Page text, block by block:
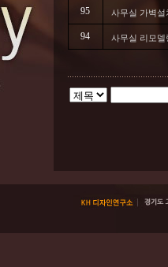
95 사무실 가벽설
94 사무실 리모델